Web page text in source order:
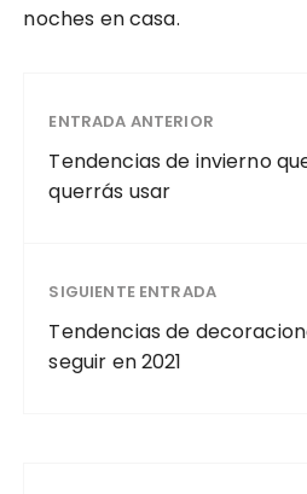
noches en casa.
ENTRADA ANTERIOR
Tendencias de invierno
querrás usar
SIGUIENTE ENTRADA
Tendencias de
seguir en 2021